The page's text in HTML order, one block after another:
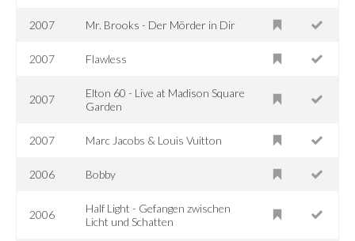
2007 Mr. Brooks - Der Mörder in Dir
2007 Flawless
2007
Elton 60 - Live at Madison Square
Garden
2007 Marc Jacobs & Louis Vuitton
2006 Bobby
2006
Half Light - Gefangen zwischen
Licht und Schatten